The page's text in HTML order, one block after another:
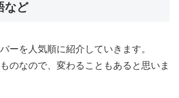
など
ーを人気順に紹介していきます。
のなので、変わることもあると思いま